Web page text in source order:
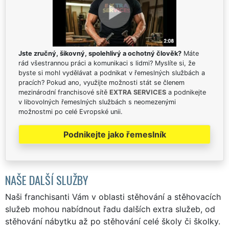
Jste zručný, šikovný, spolehlivý a ochotný člověk? Máte
rád všestrannou práci a komunikaci s lidmi? Myslíte si, že
byste si mohl vydělávat a podnikat v řemeslných službách a
pracích? Pokud ano, využijte možnosti stát se členem
mezinárodní franchisové sítě EXTRA SERVICES a podnikejte
v libovolných řemeslných službách s neomezenými
možnostmi po celé Evropské unii.
Podnikejte jako řemeslník
NAŠE DALŠÍ SLUŽBY
Naši franchisanti Vám v oblasti stěhování a stěhovacích
služeb mohou nabídnout řadu dalších extra služeb, od
stěhování nábytku až po stěhování celé školy či školky.